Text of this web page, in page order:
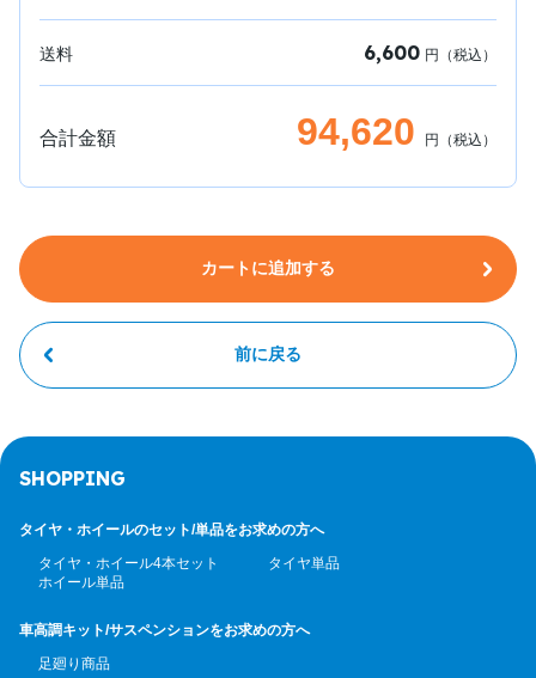
送料 6,600 円（税込）
合計金額 94,620 円（税込）
カートに追加する
前に戻る
SHOPPING
タイヤ・ホイールのセット/単品をお求めの方へ
タイヤ・ホイール4本セット
タイヤ単品
ホイール単品
車高調キット/サスペンションをお求めの方へ
足廻り商品